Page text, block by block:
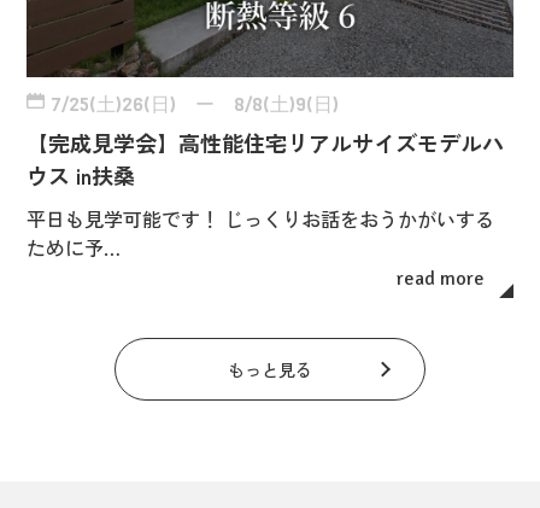
7/25(土)26(日) ー 8/8(土)9(日)
【完成見学会】高性能住宅リアルサイズモデルハ
ウス in扶桑
平日も見学可能です！ じっくりお話をおうかがいする
ために予…
read more
もっと見る